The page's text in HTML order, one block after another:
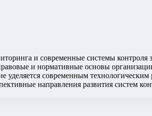
и современные системы
и нормативные основы
современным
направления развития систем